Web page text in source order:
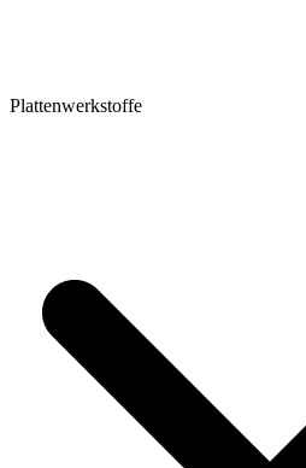
Plattenwerkstoffe